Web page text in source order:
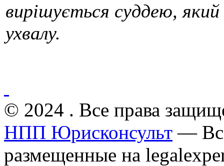
вирішується суддею,
ухвалу.
© 2024 . Все права
НПП Юрисконсульт —
размещенные на